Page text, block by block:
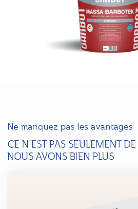
Ne manquez pas les avantages
CE N'EST PAS SEULEMENT
NOUS AVONS BIEN PLUS